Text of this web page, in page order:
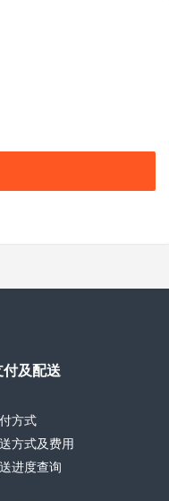
付及配送
方式
方式及费用
进度查询